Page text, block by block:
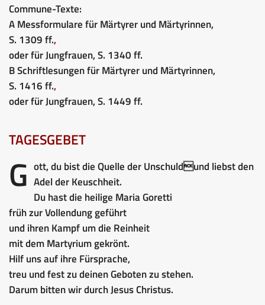
Commune-Texte:
A Messformulare für Märtyrer und Märtyrinnen,
S. 1309 ff.,
oder für Jungfrauen, S. 1340 ff.
B Schriftlesungen für Märtyrer und Märtyrinnen,
S. 1416 ff.,
oder für Jungfrauen, S. 1449 ff.
TAGESGEBET
G ott, du bist die Quelle der Unschuldund liebst den
Adel der Keuschheit.
Du hast die heilige Maria Goretti
früh zur Vollendung geführt
und ihren Kampf um die Reinheit
mit dem Martyrium gekrönt.
Hilf uns auf ihre Fürsprache,
treu und fest zu deinen Geboten zu stehen.
Darum bitten wir durch Jesus Christus.